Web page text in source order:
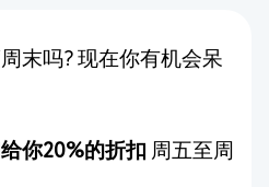
末吗? 现在你有机会呆
你20%的折扣 周五至周